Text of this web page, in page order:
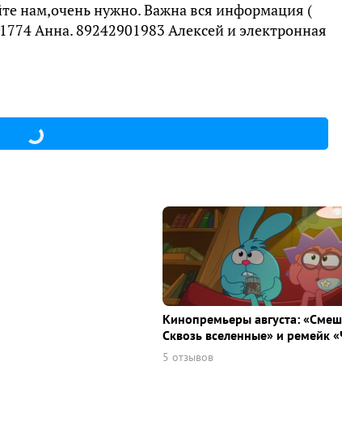
нам,очень нужно. Важна вся информация (
Анна. 89242901983 Алексей и электронная
Кинопремьеры августа:
Сквозь вселенные» и ремейк
5 отзывов